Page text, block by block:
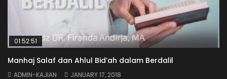
01:52:51
Manhaj Salaf dan Ahlul Bid’ah dalam Berdalil
ADMIN-KAJIAN
JANUARY 17, 2018